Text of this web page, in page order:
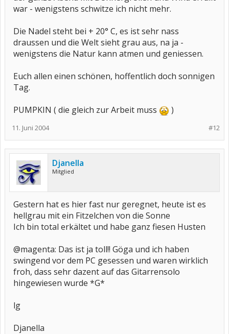
war - wenigstens schwitze ich nicht mehr.
Die Nadel steht bei + 20° C, es ist sehr nass
draussen und die Welt sieht grau aus, na ja -
wenigstens die Natur kann atmen und geniessen.
Euch allen einen schönen, hoffentlich doch sonnigen
Tag.
PUMPKIN ( die gleich zur Arbeit muss
)
#12
11. Juni 2004
Djanella
Mitglied
Gestern hat es hier fast nur geregnet, heute ist es
hellgrau mit ein Fitzelchen von die Sonne
Ich bin total erkältet und habe ganz fiesen Husten
@magenta: Das ist ja toll!! Göga und ich haben
swingend vor dem PC gesessen und waren wirklich
froh, dass sehr dazent auf das Gitarrensolo
hingewiesen wurde *G*
lg
Djanella